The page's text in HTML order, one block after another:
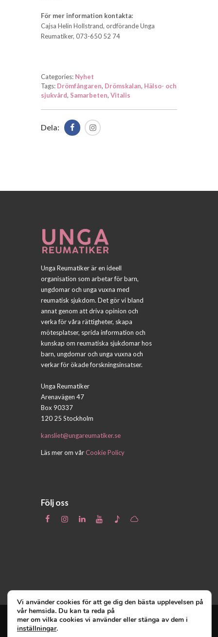
För mer information kontakta:
Cajsa Helin Hollstrand, ordförande Unga
Reumatiker, 073-650 52 74
Categories: Nyhet
Tags: Drömfångaren, Drömskalan, Hälso- och
sjukvård, Samarbeten, Vitalis
Dela:
Unga Reumatiker är en ideell
organisation som arbetar för barn,
ungdomar och unga vuxna med
reumatisk sjukdom. Det gör vi bland
annat genom att driva opinion och
verka för våra rättigheter, skapa
mötesplatser, sprida information och
kunskap om reumatiska sjukdomar hos
barn, ungdomar och unga vuxna och
verkar för ökade forskningsinsatser.
Unga Reumatiker
Arenavägen 47
Box 90337
120 25 Stockholm
kansliet@ungareumatiker.se
Läs mer om vårCookie Policy
Följ oss
Vi använder cookies för att ge dig den bästa upplevelsen på
vår hemsida. Du kan ta reda på
mer om vilka cookies vi använder eller stänga av dem i
inställningar.